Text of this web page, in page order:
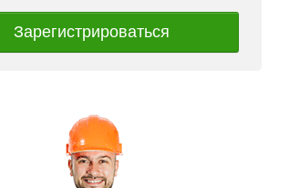
Зарегистрироваться